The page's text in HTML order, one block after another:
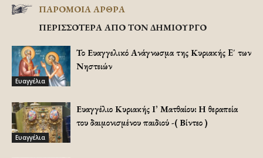
ΠΑΡΟΜΟΙΑ ΑΡΘΡΑ
ΠΕΡΙΣΣΟΤΕΡΑ ΑΠΟ ΤΟΝ ΔΗΜΙΟΥΡΓΟ
Ευαγγέλια
Το Ευαγγελικό Ανάγνωσμα της Κυριακής E΄ των
Νηστειών
Ευαγγέλια
Ευαγγέλιο Κυριακής Ι’ Ματθαίου: Η θεραπεία
του δαιμονισμένου παιδιού -( Βίντεο )